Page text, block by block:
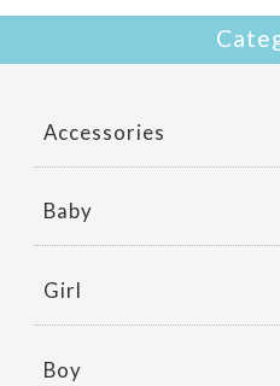
Accessories
Baby
Girl
Boy